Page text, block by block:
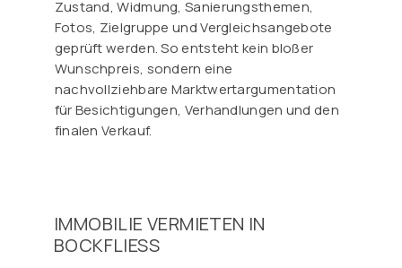
Zustand, Widmung, Sanierungsthemen,
Fotos, Zielgruppe und Vergleichsangebote
geprüft werden. So entsteht kein bloßer
Wunschpreis, sondern eine
nachvollziehbare Marktwertargumentation
für Besichtigungen, Verhandlungen und den
finalen Verkauf.
IMMOBILIE VERMIETEN IN
BOCKFLIESS